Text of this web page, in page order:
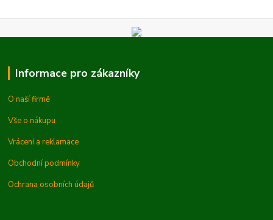
Informace pro zákazníky
O naší firmě
Vše o nákupu
Vrácení a reklamace
Obchodní podmínky
Ochrana osobních údajů